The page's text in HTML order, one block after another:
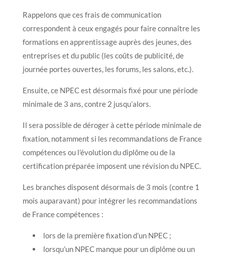
Rappelons que ces frais de communication
correspondent à ceux engagés pour faire connaître les
formations en apprentissage auprès des jeunes, des
entreprises et du public (les coûts de publicité, de
journée portes ouvertes, les forums, les salons, etc.).
Ensuite, ce NPEC est désormais fixé pour une période
minimale de 3 ans, contre 2 jusqu’alors.
Il sera possible de déroger à cette période minimale de
fixation, notamment si les recommandations de France
compétences ou l’évolution du diplôme ou de la
certification préparée imposent une révision du NPEC.
Les branches disposent désormais de 3 mois (contre 1
mois auparavant) pour intégrer les recommandations
de France compétences :
lors de la première fixation d’un NPEC ;
lorsqu’un NPEC manque pour un diplôme ou un